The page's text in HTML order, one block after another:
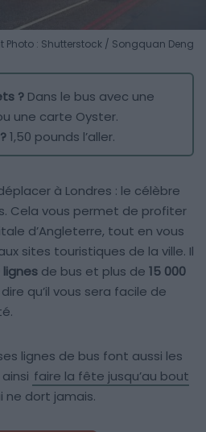
Photo : Shutterstock / Songquan Deng
? Dans le bus avec une
une carte Oyster.
1,50 pounds l’aller.
à Londres : le célèbre
Cela vous permet de profiter
d’Angleterre, tout en vous
sites touristiques de la ville. Il
lignes de bus et plus de 15 000
qu’il vous sera facile de
lignes de bus font aussi les
faire la fête jusqu’au bout
ne dort jamais.